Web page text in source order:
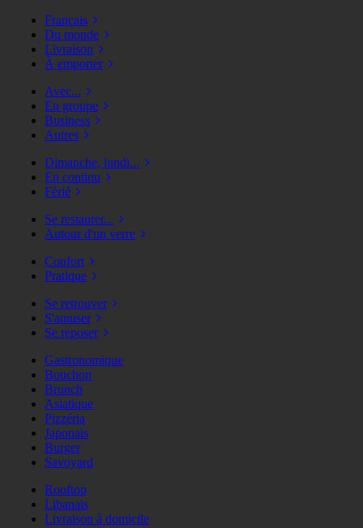
Français
Du monde
Livraison
À emporter
Avec...
En groupe
Business
Autres
Dimanche, lundi...
En continu
Férié
Se restaurer...
Autour d'un verre
Confort
Pratique
Se retrouver
S'amuser
Se reposer
Gastronomique
Bouchon
Brunch
Asiatique
Pizzéria
Japonais
Burger
Savoyard
Rooftop
Libanais
Livraison à domicile